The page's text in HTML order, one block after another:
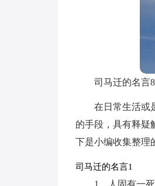
司马迁的名言
在日常生活或
的手段，具有释疑
下是小编收集整理
司马迁的名言1
1、人固有一